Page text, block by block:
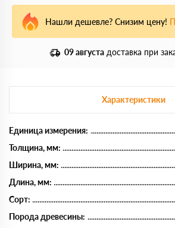
Нашли дешевле? Снизим цену!
09 августа доставка при
Характеристики
Единица измерения:
Толщина, мм:
Ширина, мм:
Длина, мм:
Сорт:
Порода древесины: